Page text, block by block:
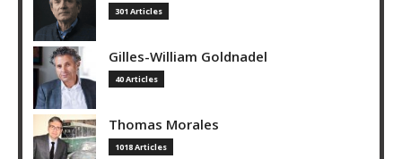
301 Articles
Gilles-William Goldnadel
40 Articles
Thomas Morales
1018 Articles